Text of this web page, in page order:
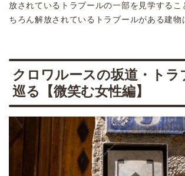
放されているトラブールの一部を見学するこ
ちろん解放されているトラブールがある建物
クロワルースの坂道・トラ
巡る【微笑む女性編】